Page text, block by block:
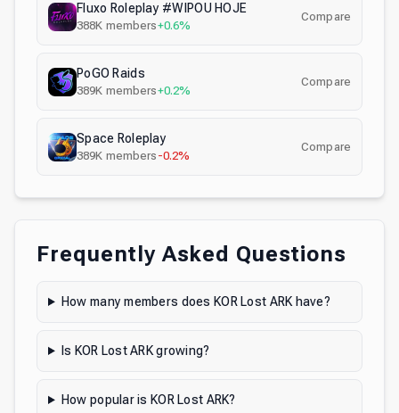
Fluxo Roleplay #WIPOU HOJE
388K members+0.6%
Compare
PoGO Raids
389K members+0.2%
Compare
Space Roleplay
389K members -0.2%
Compare
Frequently Asked Questions
How many members does KOR Lost ARK have?
Is KOR Lost ARK growing?
How popular is KOR Lost ARK?